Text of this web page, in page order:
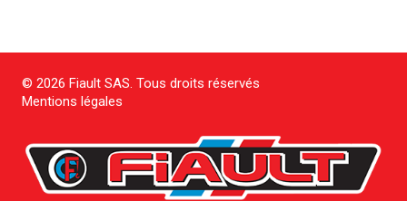
© 2026 Fiault SAS. Tous droits réservés
Mentions légales